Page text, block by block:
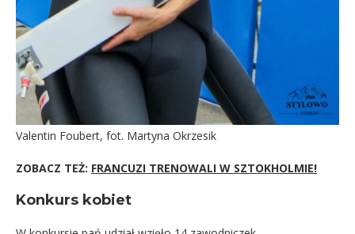
Valentin Foubert, fot. Martyna Okrzesik
ZOBACZ TEŻ: FRANCUZI TRENOWALI W SZTOKHOLMIE!
Konkurs kobiet